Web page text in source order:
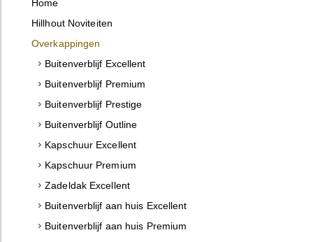
Home
Hillhout Noviteiten
Overkappingen
Buitenverblijf Excellent
Buitenverblijf Premium
Buitenverblijf Prestige
Buitenverblijf Outline
Kapschuur Excellent
Kapschuur Premium
Zadeldak Excellent
Buitenverblijf aan huis Excellent
Buitenverblijf aan huis Premium